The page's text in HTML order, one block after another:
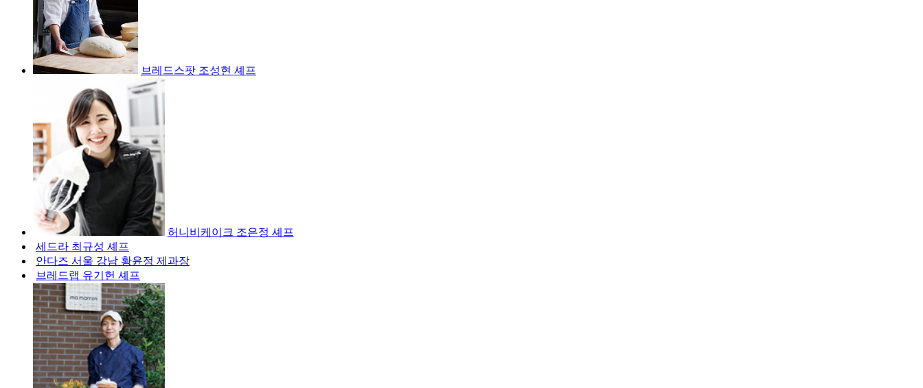
브레드스팟 조성현 셰프
허니비케이크 조은정 셰프
세드라 최규성 셰프
안다즈 서울 강남 황윤정 제과장
브레드랩 유기헌 셰프